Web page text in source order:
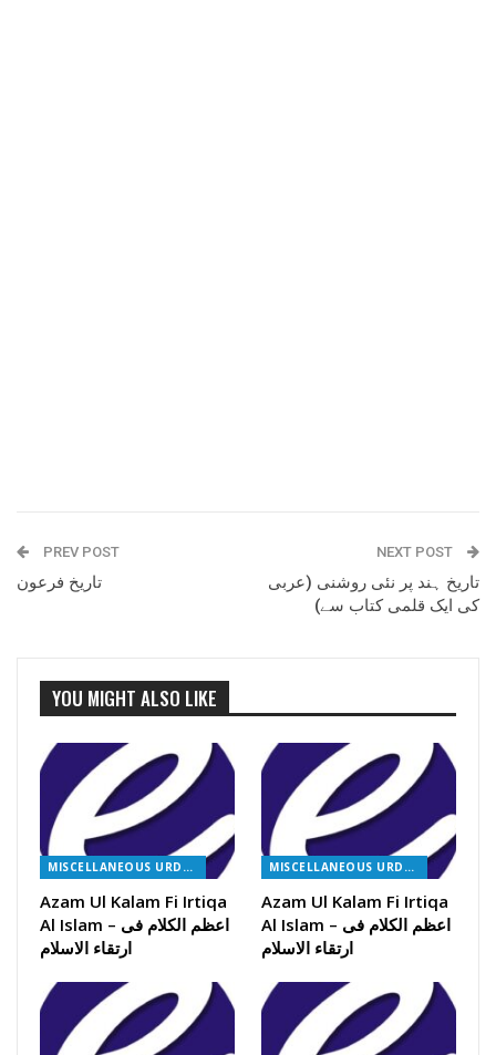
PREV POST
تاریخ فرعون
NEXT POST
تاریخ ہند پر نئی روشنی (عربی
کی ایک قلمی کتاب سے)
YOU MIGHT ALSO LIKE
MISCELLANEOUS URDU BOOKS
Azam Ul Kalam Fi Irtiqa
Al Islam – اعظم الکلام فی
ارتقاء الاسلام
MISCELLANEOUS URDU BOOKS
Azam Ul Kalam Fi Irtiqa
Al Islam – اعظم الکلام فی
ارتقاء الاسلام